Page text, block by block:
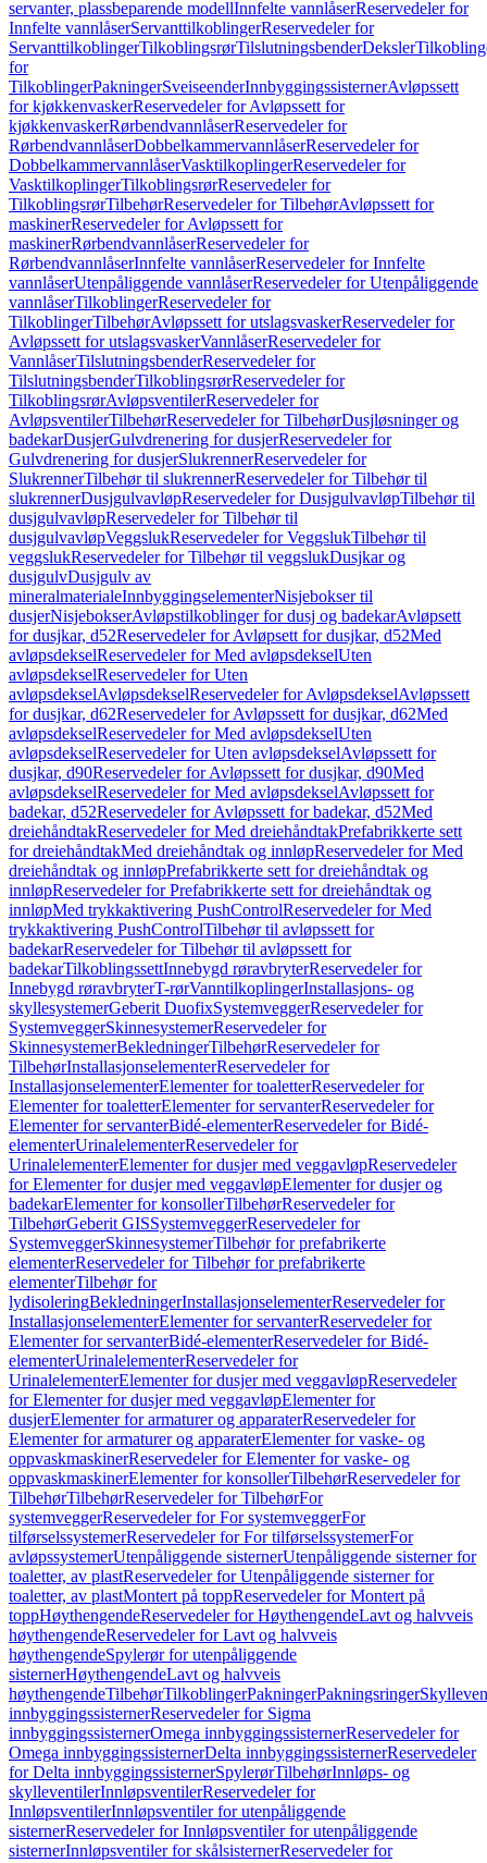
servanter, plassbeparende modellInnfelte vannlåserReservedeler for
Innfelte vannlåserServanttilkoblingerReservedeler for
ServanttilkoblingerTilkoblingsrørTilslutningsbenderDeksler
for
TilkoblingerPakningerSveiseenderInnbyggingssisternerAvløpssett
for kjøkkenvaskerReservedeler for Avløpssett for
kjøkkenvaskerRørbendvannlåserReservedeler for
RørbendvannlåserDobbelkammervannlåserReservedeler for
DobbelkammervannlåserVasktilkoplingerReservedeler for
VasktilkoplingerTilkoblingsrørReservedeler for
TilkoblingsrørTilbehørReservedeler for TilbehørAvløpssett for
maskinerReservedeler for Avløpssett for
maskinerRørbendvannlåserReservedeler for
RørbendvannlåserInnfelte vannlåserReservedeler for Innfelte
vannlåserUtenpåliggende vannlåserReservedeler for Utenpåliggende
vannlåserTilkoblingerReservedeler for
TilkoblingerTilbehørAvløpssett for utslagsvaskerReservedeler for
Avløpssett for utslagsvaskerVannlåserReservedeler for
VannlåserTilslutningsbenderReservedeler for
TilslutningsbenderTilkoblingsrørReservedeler for
TilkoblingsrørAvløpsventilerReservedeler for
AvløpsventilerTilbehørReservedeler for TilbehørDusjløsninger og
badekarDusjerGulvdrenering for dusjerReservedeler for
Gulvdrenering for dusjerSlukrennerReservedeler for
SlukrennerTilbehør til slukrennerReservedeler for Tilbehør til
slukrennerDusjgulvavløpReservedeler for DusjgulvavløpTilbehør til
dusjgulvavløpReservedeler for Tilbehør til
dusjgulvavløpVeggslukReservedeler for VeggslukTilbehør til
veggslukReservedeler for Tilbehør til veggslukDusjkar og
dusjgulvDusjgulv av
mineralmaterialeInnbyggingselementerNisjebokser til
dusjerNisjebokserAvløpstilkoblinger for dusj og badekarAvløpsett
for dusjkar, d52Reservedeler for Avløpsett for dusjkar, d52Med
avløpsdekselReservedeler for Med avløpsdekselUten
avløpsdekselReservedeler for Uten
avløpsdekselAvløpsdekselReservedeler for AvløpsdekselAvløpssett
for dusjkar, d62Reservedeler for Avløpssett for dusjkar, d62Med
avløpsdekselReservedeler for Med avløpsdekselUten
avløpsdekselReservedeler for Uten avløpsdekselAvløpssett for
dusjkar, d90Reservedeler for Avløpssett for dusjkar, d90Med
avløpsdekselReservedeler for Med avløpsdekselAvløpssett for
badekar, d52Reservedeler for Avløpssett for badekar, d52Med
dreiehåndtakReservedeler for Med dreiehåndtakPrefabrikkerte sett
for dreiehåndtakMed dreiehåndtak og innløpReservedeler for Med
dreiehåndtak og innløpPrefabrikkerte sett for dreiehåndtak og
innløpReservedeler for Prefabrikkerte sett for dreiehåndtak og
innløpMed trykkaktivering PushControlReservedeler for Med
trykkaktivering PushControlTilbehør til avløpssett for
badekarReservedeler for Tilbehør til avløpssett for
badekarTilkoblingssettInnebygd røravbryterReservedeler for
Innebygd røravbryterT-rørVanntilkoplingerInstallasjons- og
skyllesystemerGeberit DuofixSystemveggerReservedeler for
SystemveggerSkinnesystemerReservedeler for
SkinnesystemerBekledningerTilbehørReservedeler for
TilbehørInstallasjonselementerReservedeler for
InstallasjonselementerElementer for toaletterReservedeler for
Elementer for toaletterElementer for servanterReservedeler for
Elementer for servanterBidé-elementerReservedeler for Bidé-
elementerUrinalelementerReservedeler for
UrinalelementerElementer for dusjer med veggavløpReservedeler
for Elementer for dusjer med veggavløpElementer for dusjer og
badekarElementer for konsollerTilbehørReservedeler for
TilbehørGeberit GISSystemveggerReservedeler for
SystemveggerSkinnesystemerTilbehør for prefabrikerte
elementerReservedeler for Tilbehør for prefabrikerte
elementerTilbehør for
lydisoleringBekledningerInstallasjonselementerReservedeler for
InstallasjonselementerElementer for servanterReservedeler for
Elementer for servanterBidé-elementerReservedeler for Bidé-
elementerUrinalelementerReservedeler for
UrinalelementerElementer for dusjer med veggavløpReservedeler
for Elementer for dusjer med veggavløpElementer for
dusjerElementer for armaturer og apparaterReservedeler for
Elementer for armaturer og apparaterElementer for vaske- og
oppvaskmaskinerReservedeler for Elementer for vaske- og
oppvaskmaskinerElementer for konsollerTilbehørReservedeler for
TilbehørTilbehørReservedeler for TilbehørFor
systemveggerReservedeler for For systemveggerFor
tilførselssystemerReservedeler for For tilførselssystemerFor
avløpssystemerUtenpåliggende sisternerUtenpåliggende sisterner for
toaletter, av plastReservedeler for Utenpåliggende sisterner for
toaletter, av plastMontert på toppReservedeler for Montert på
toppHøythengendeReservedeler for HøythengendeLavt og halvveis
høythengendeReservedeler for Lavt og halvveis
høythengendeSpylerør for utenpåliggende
sisternerHøythengendeLavt og halvveis
høythengendeTilbehørTilkoblingerPakningerPakningsringer
innbyggingssisternerReservedeler for Sigma
innbyggingssisternerOmega innbyggingssisternerReservedeler for
Omega innbyggingssisternerDelta innbyggingssisternerReservedeler
for Delta innbyggingssisternerSpylerørTilbehørInnløps- og
skylleventilerInnløpsventilerReservedeler for
InnløpsventilerInnløpsventiler for utenpåliggende
sisternerReservedeler for Innløpsventiler for utenpåliggende
sisternerInnløpsventiler for skålsisternerReservedeler for